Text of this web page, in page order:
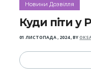
Новини Дозвілля
Куди піти у
01 ЛИСТОПАДА , 2024,BY